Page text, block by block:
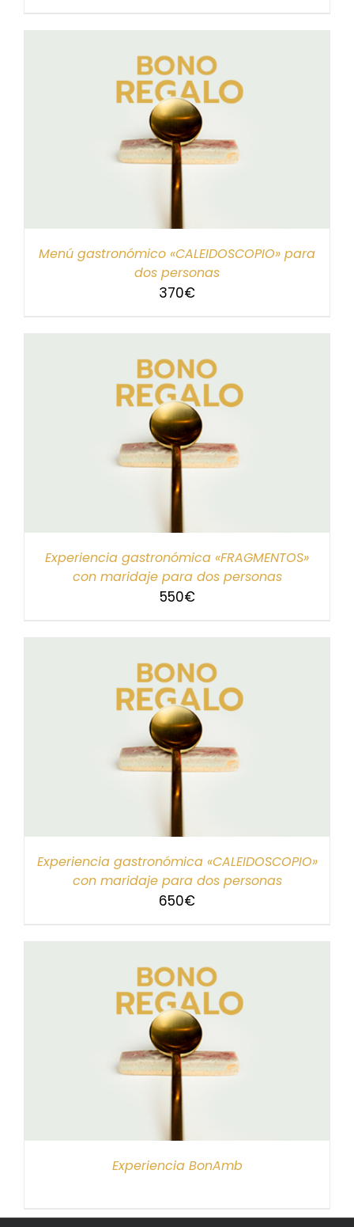
Menú gastronómico «CALEIDOSCOPIO» para
dos personas
370€
Experiencia gastronómica «FRAGMENTOS»
con maridaje para dos personas
550€
Experiencia gastronómica «CALEIDOSCOPIO»
con maridaje para dos personas
650€
Experiencia BonAmb